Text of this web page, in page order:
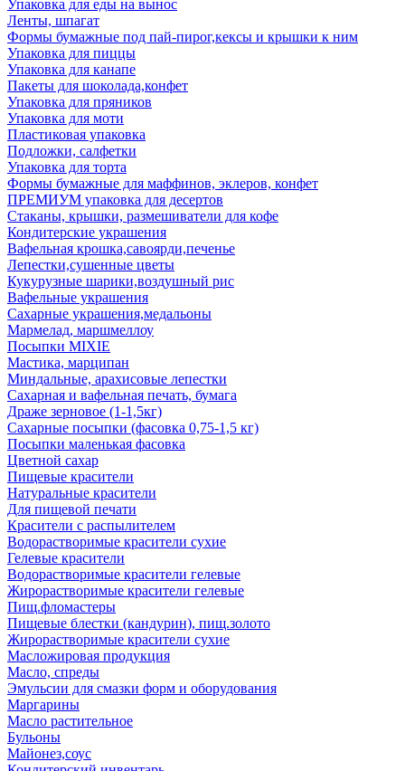
Упаковка для еды на вынос
Ленты, шпагат
Формы бумажные под пай-пирог,кексы и крышки к ним
Упаковка для пиццы
Упаковка для канапе
Пакеты для шоколада,конфет
Упаковка для пряников
Упаковка для моти
Пластиковая упаковка
Подложки, салфетки
Упаковка для торта
Формы бумажные для маффинов, эклеров, конфет
ПРЕМИУМ упаковка для десертов
Стаканы, крышки, размешиватели для кофе
Кондитерские украшения
Вафельная крошка,савоярди,печенье
Лепестки,сушенные цветы
Кукурузные шарики,воздушный рис
Вафельные украшения
Сахарные украшения,медальоны
Мармелад, маршмеллоу
Посыпки MIXIE
Мастика, марципан
Миндальные, арахисовые лепестки
Сахарная и вафельная печать, бумага
Драже зерновое (1-1,5кг)
Сахарные посыпки (фасовка 0,75-1,5 кг)
Посыпки маленькая фасовка
Цветной сахар
Пищевые красители
Натуральные красители
Для пищевой печати
Красители с распылителем
Водорастворимые красители сухие
Гелевые красители
Водорастворимые красители гелевые
Жирорастворимые красители гелевые
Пищ.фломастеры
Пищевые блестки (кандурин), пищ.золото
Жирорастворимые красители сухие
Масложировая продукция
Масло, спреды
Эмульсии для смазки форм и оборудования
Маргарины
Масло растительное
Бульоны
Майонез,соус